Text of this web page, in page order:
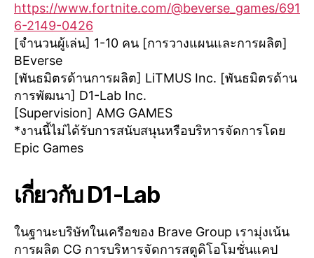
https://www.fortnite.com/@beverse_games/691
6-2149-0426
[จำนวนผู้เล่น] 1-10 คน [การวางแผนและการผลิต]
BEverse
[พันธมิตรด้านการผลิต] LiTMUS Inc. [พันธมิตรด้าน
การพัฒนา] D1-Lab Inc.
[Supervision] AMG GAMES
*งานนี้ไม่ได้รับการสนับสนุนหรือบริหารจัดการโดย
Epic Games
เกี่ยวกับ D1-Lab
ในฐานะบริษัทในเครือของ Brave Group เรามุ่งเน้น
การผลิต CG การบริหารจัดการสตูดิโอโมชั่นแคป